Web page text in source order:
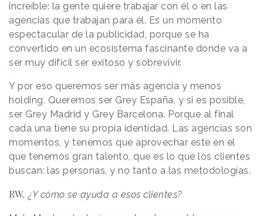
increíble: la gente quiere trabajar con él o en las
agencias que trabajan para él. Es un momento
espectacular de la publicidad, porque se ha
convertido en un ecosistema fascinante donde va a
ser muy difícil ser exitoso y sobrevivir.
Y por eso queremos ser más agencia y menos
holding. Queremos ser Grey España, y si es posible,
ser Grey Madrid y Grey Barcelona. Porque al final
cada una tiene su propia identidad. Las agencias son
momentos, y tenemos que aprovechar este en el
que tenemos gran talento, que es lo que los clientes
buscan: las personas, y no tanto a las metodologías.
RW. ¿Y cómo se ayuda a esos clientes?